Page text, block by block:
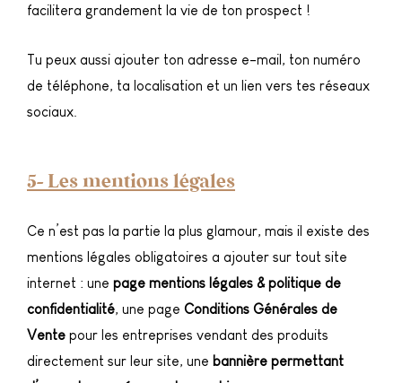
facilitera grandement la vie de ton prospect !
Tu peux aussi ajouter ton adresse e-mail, ton numéro
de téléphone, ta localisation et un lien vers tes réseaux
sociaux.
5- Les mentions légales
Ce n’est pas la partie la plus glamour, mais il existe des
mentions légales obligatoires a ajouter sur tout site
internet : une page mentions légales & politique de
confidentialité, une page Conditions Générales de
Vente pour les entreprises vendant des produits
directement sur leur site, une bannière permettant